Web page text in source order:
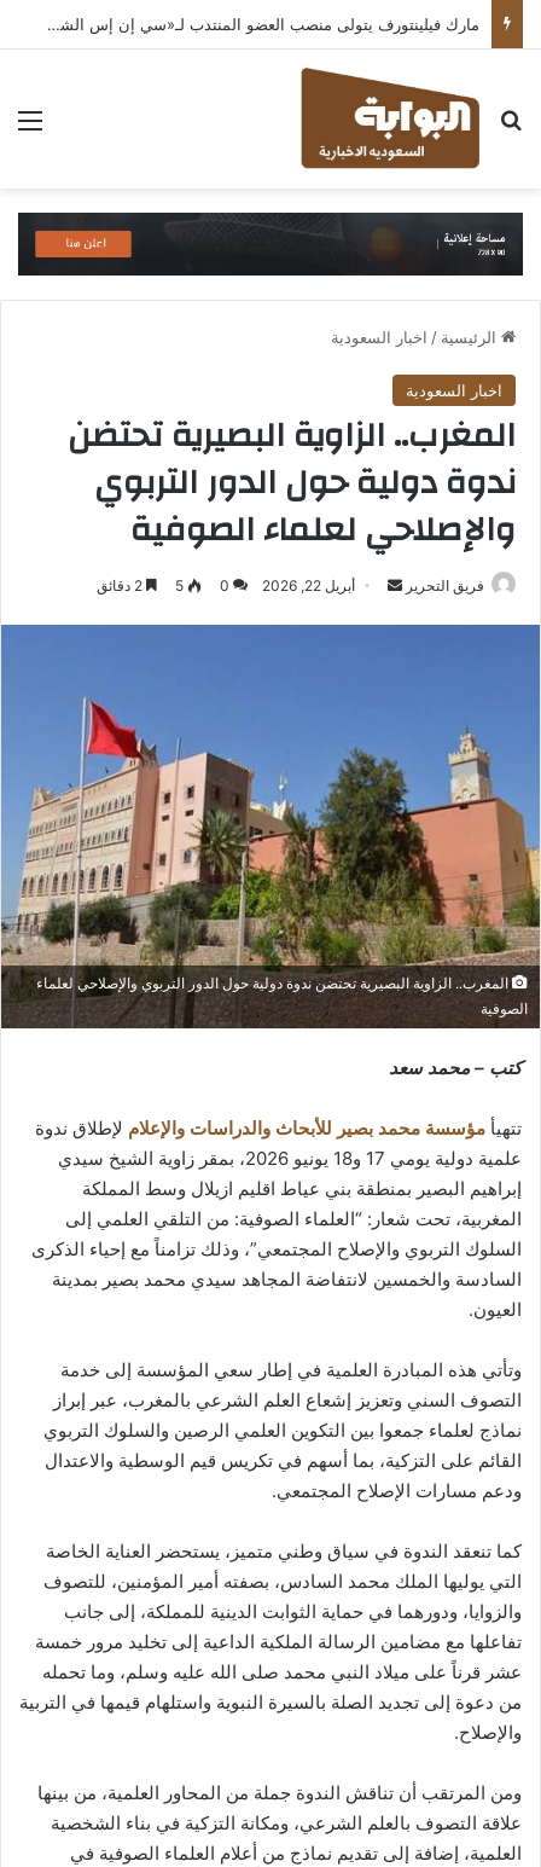
مارك فيلينتورف يتولى منصب العضو المنتدب لـ«سي إن إس الشرق الأوسط» ويشرف على شركات قطاع التكنولوجيا ضمن مجموعة غباش
بحث عن
الرئيسية / اخبار السعودية
اخبار السعودية
المغرب.. الزاوية البصيرية تحتضن
ندوة دولية حول الدور التربوي
والإصلاحي لعلماء الصوفية
فريق التحرير
أرسل أبريل 22, 2026 0
5
المغرب.. الزاوية البصيرية تحتضن ندوة دولية حول الدور التربوي والإصلاحي لعلماء
الصوفية
كتب – محمد سعد
تتهيأ مؤسسة محمد بصير للأبحاث والدراسات والإعلام لإطلاق ندوة
علمية دولية يومي 17 و18 يونيو 2026، بمقر زاوية الشيخ سيدي
إبراهيم البصير بمنطقة بني عياط اقليم ازيلال وسط المملكة
المغربية، تحت شعار: “العلماء الصوفية: من التلقي العلمي إلى
السلوك التربوي والإصلاح المجتمعي”، وذلك تزامناً مع إحياء الذكرى
السادسة والخمسين لانتفاضة المجاهد سيدي محمد بصير بمدينة
العيون.
وتأتي هذه المبادرة العلمية في إطار سعي المؤسسة إلى خدمة
التصوف السني وتعزيز إشعاع العلم الشرعي بالمغرب، عبر إبراز
نماذج لعلماء جمعوا بين التكوين العلمي الرصين والسلوك التربوي
القائم على التزكية، بما أسهم في تكريس قيم الوسطية والاعتدال
ودعم مسارات الإصلاح المجتمعي.
كما تنعقد الندوة في سياق وطني متميز، يستحضر العناية الخاصة
التي يوليها الملك محمد السادس، بصفته أمير المؤمنين، للتصوف
والزوايا، ودورهما في حماية الثوابت الدينية للمملكة، إلى جانب
تفاعلها مع مضامين الرسالة الملكية الداعية إلى تخليد مرور خمسة
عشر قرناً على ميلاد النبي محمد صلى الله عليه وسلم، وما تحمله
من دعوة إلى تجديد الصلة بالسيرة النبوية واستلهام قيمها في التربية
والإصلاح.
ومن المرتقب أن تناقش الندوة جملة من المحاور العلمية، من بينها
علاقة التصوف بالعلم الشرعي، ومكانة التزكية في بناء الشخصية
العلمية، إضافة إلى تقديم نماذج من أعلام العلماء الصوفية في